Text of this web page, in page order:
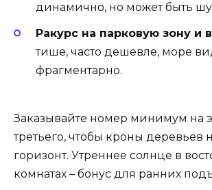
динамично, но может быть
Ракурс на парковую зону и
тише, часто дешевле, море
фрагментарно.
Заказывайте номер минимум на
третьего, чтобы кроны деревьев
горизонт. Утреннее солнце в
комнатах – бонус для ранних